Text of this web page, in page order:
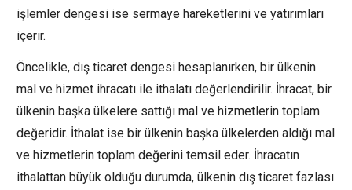
işlemler dengesi ise sermaye hareketlerini ve yatırımları
içerir.
Öncelikle, dış ticaret dengesi hesaplanırken, bir ülkenin
mal ve hizmet ihracatı ile ithalatı değerlendirilir. İhracat, bir
ülkenin başka ülkelere sattığı mal ve hizmetlerin toplam
değeridir. İthalat ise bir ülkenin başka ülkelerden aldığı mal
ve hizmetlerin toplam değerini temsil eder. İhracatın
ithalattan büyük olduğu durumda, ülkenin dış ticaret fazlası